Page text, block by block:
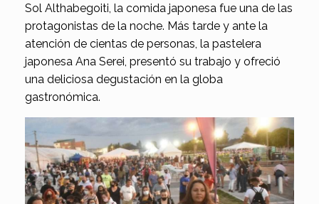
Sol Althabegoiti, la comida japonesa fue una de las
protagonistas de la noche. Más tarde y ante la
atención de cientas de personas, la pastelera
japonesa Ana Serei, presentó su trabajo y ofreció
una deliciosa degustación en la globa
gastronómica.